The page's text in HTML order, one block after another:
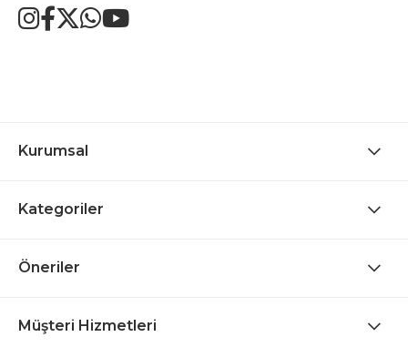
Kurumsal
Kategoriler
Öneriler
Müşteri Hizmetleri